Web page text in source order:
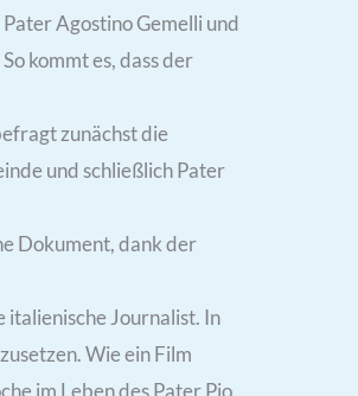
Agostino Gemelli und
kommt es, dass der
zunächst die
und schließlich Pater
Dokument, dank der
italienische Journalist. In
Wie ein Film
im Leben des Pater Pio